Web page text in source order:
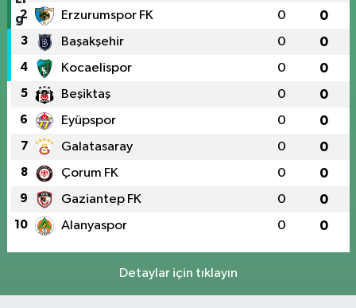
2 Erzurumspor FK 0 0
3 Başakşehir 0 0
4 Kocaelispor 0 0
5 Beşiktaş 0 0
6 Eyüpspor 0 0
7 Galatasaray 0 0
8 Çorum FK 0 0
9 Gaziantep FK 0 0
10 Alanyaspor 0 0
Detaylar için tıklayın